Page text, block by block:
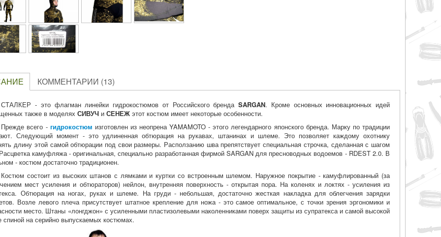
КОММЕНТАРИИ (13)
СТАЛКЕР - это флагман линейки гидрокостюмов от Российского брендаSARGAN. Кроме основных инновационных идей
также в моделяхСИВУЧ иСЕНЕЖ этот костюм имеет некоторые особенности.
Прежде всего - гидрокостюм изготовлен из неопрена YAMAMOTO - этого легендарного японского бренда. Марку по традиции
Следующий момент - это удлиненная обтюрация на рукавах, штанинах и шлеме. Это позволяет каждому охотнику
длину этой самой обтюрации под свои размеры. Расползанию шва препятствует специальная строчка, сделанная с шагом
камуфляжа - оригинальная, специально разработанная фирмой SARGAN для пресноводных водоемов - RDEST 2.0. В
- костюм достаточно традиционен.
Костюм состоит из высоких штанов с лямками и куртки со встроенным шлемом. Наружное покрытие - камуфлированный (за
мест усиления и обтюраторов) нейлон, внутренняя поверхность - открытая пора. На коленях и локтях - усиления из
Обтюрация на ногах, руках и шлеме. На груди - небольшая, достаточно жесткая накладка для облегчения зарядки
Возле левого плеча присутствует штатное крепление для ножа - это самое оптимальное, с точки зрения эргономики и
место. Штаны «лонгджон» с усиленными пластизолевыми наколенниками поверх защиты из супратекса и самой высокой
спиной на серийно выпускаемых костюмах.